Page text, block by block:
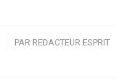
PAR REDACTEUR ESPRIT